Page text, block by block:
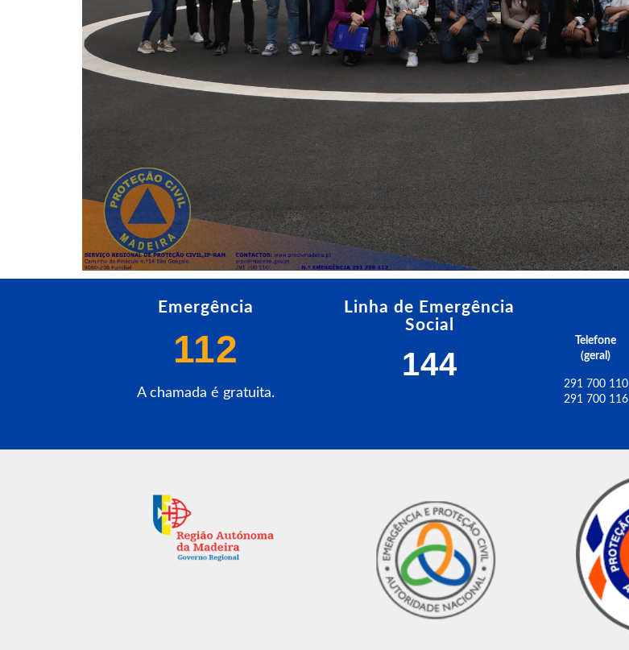
Emergência
112
A chamada é gratuita.
Linha de Emergência
Social
144
Telefone
(geral)
291 700 110
291 700 116